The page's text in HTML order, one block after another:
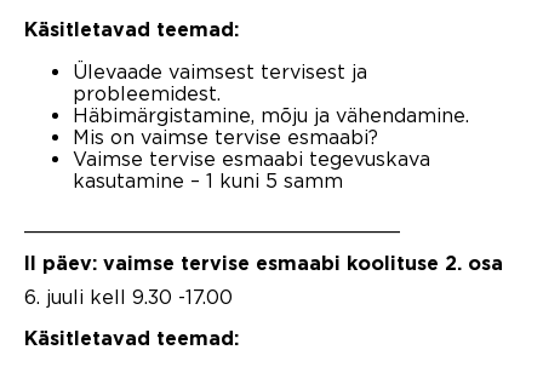
Käsitletavad teemad:
Ülevaade vaimsest tervisest ja
probleemidest.
Häbimärgistamine, mõju ja vähendamine.
Mis on vaimse tervise esmaabi?
Vaimse tervise esmaabi tegevuskava
kasutamine – 1 kuni 5 samm
II päev: vaimse tervise esmaabi koolituse 2. osa
6. juuli kell 9.30 -17.00
Käsitletavad teemad: